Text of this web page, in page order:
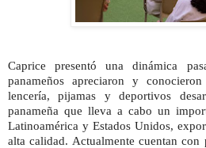
Caprice presentó una dinámica
panameños apreciaron y
lencería, pijamas y deportivos
panameña que lleva a cabo un
Latinoamérica y Estados Unidos,
alta calidad. Actualmente cuentan con